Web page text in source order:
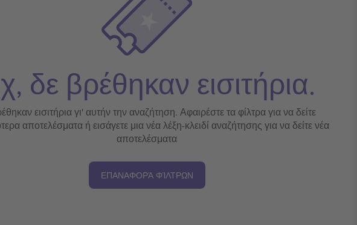
δε βρέθηκαν εισιτήρια.
εισιτήρια γι' αυτήν την αναζήτηση. Αφαιρέστε τα φίλτρα για να δείτε
αποτελέσματα ή εισάγετε μια νέα λέξη-κλειδί αναζήτησης για να δείτε νέα
αποτελέσματα
ΕΠΑΝΑΦΟΡΆ ΦΊΛΤΡΩΝ